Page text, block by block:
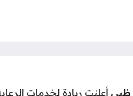
ظبي أعلنت ريادة لخدمات